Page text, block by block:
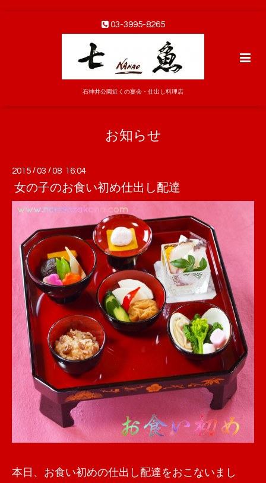
03-3995-8265
石神井公園近くの宴会・仕出し料理店
お知らせ
2015 /03 /08 16:04
女の子のお食い初め仕出し配達
本日、お食い初めの仕出し配達をおこないまし